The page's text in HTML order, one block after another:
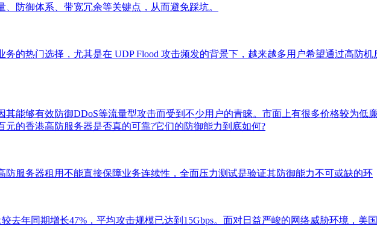
防御体系、带宽冗余等关键点，从而避免踩坑。
热门选择，尤其是在 UDP Flood 攻击频发的背景下，越来越多用户希望通过高防机
能够有效防御DDoS等流量型攻击而受到不少用户的青睐。市面上有很多价格较为低
的香港高防服务器是否真的可靠?它们的防御能力到底如何?
服务器租用不能直接保障业务连续性，全面压力测试是验证其防御能力不可或缺的环
去年同期增长47%，平均攻击规模已达到15Gbps。面对日益严峻的网络威胁环境，美